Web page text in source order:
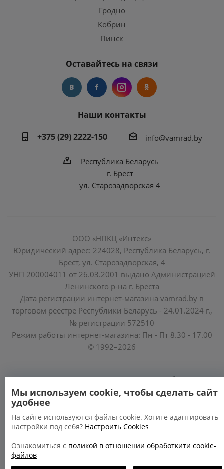
Гродно
Кобрин
Пинск
Оставайтесь на связи
Наши контакты
+375 (29) 2222-150
info@vamrad.by
Республика Беларусь
г. Брест
ул. Старозадворская 4
ООО «НПКЦ «Интекс»
Юридический адрес: 224028, Республика Беларусь, г.
Брест, ул. Старозадворская, 4
УНП 200004011 от 26.03.2001 выдано Администрацией
Ленинского р-на г. Бреста
Дата регистрации интернет-магазина vamrad.by в
торговом реестре Республики Беларусь - 24.01.2024 г.,
№ регистрации 572510
Режим работы интернет-магазина: Пн - Пт 8.30 - 17.00
© 1992–2026
Уполномоченные по защите прав потребителей
облисполкомов, Минского горисполкома:
https://www.mart.gov.by/activity/zashchita-prav-
potrebiteley/
БРЕСТСКАЯ ОБЛАСТЬ тел. (80162) 26 97 69;
Мы используем cookie, чтобы сделать сайт
удобнее
На сайте используются файлы cookie. Хотите адаптировать
настройки под себя? Настроить Cookies
Ознакомиться с поликой в отношении обработкити cookie-
файлов